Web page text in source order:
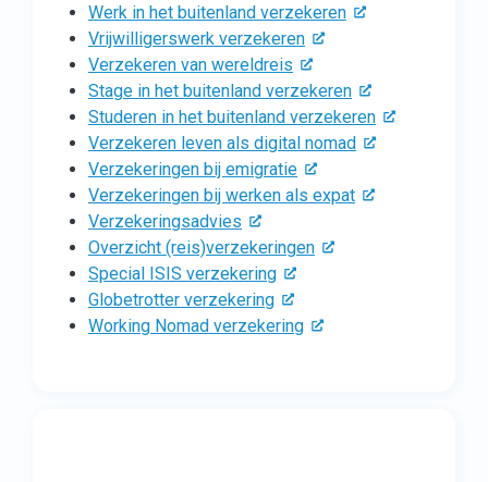
Werk in het buitenland verzekeren
Vrijwilligerswerk verzekeren
Verzekeren van wereldreis
Stage in het buitenland verzekeren
Studeren in het buitenland verzekeren
Verzekeren leven als digital nomad
Verzekeringen bij emigratie
Verzekeringen bij werken als expat
Verzekeringsadvies
Overzicht (reis)verzekeringen
Special ISIS verzekering
Globetrotter verzekering
Working Nomad verzekering